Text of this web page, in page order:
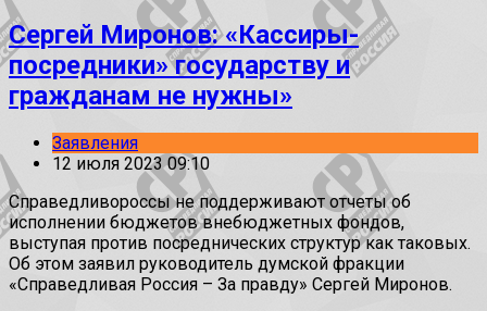
Сергей Миронов: «Кассиры-
посредники» государству и
гражданам не нужны»
Заявления
12 июля 2023 09:10
Справедливороссы не поддерживают отчеты об
исполнении бюджетов внебюджетных фондов,
выступая против посреднических структур как таковых.
Об этом заявил руководитель думской фракции
«Справедливая Россия – За правду» Сергей Миронов.